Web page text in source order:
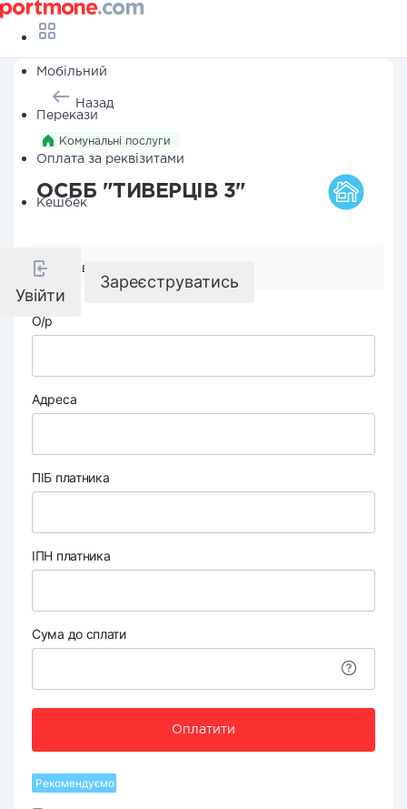
Мобільний
Перекази
Оплата за реквізитами
Кешбек
Увійти
Зареєструватись
Назад
Комунальні послуги
ОСББ "ТИВЕРЦІВ 3"
Реквізити компанії
О/р
Адреса
ПІБ платника
ІПН платника
Сума до сплати
Оплатити
Рекомендуємо